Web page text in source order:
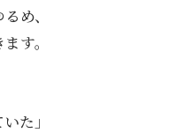
め、
す。
た」